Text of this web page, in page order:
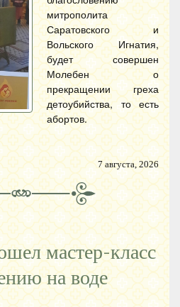
митрополита
Саратовского и
Вольского Игнатия,
будет совершен
Молебен о
прекращении греха
детоубийства, то есть
абортов.
7 августа, 2026
мастер-класс
на воде